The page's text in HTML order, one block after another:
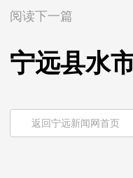
阅读下一篇
宁远县水
返回宁远新闻网首页